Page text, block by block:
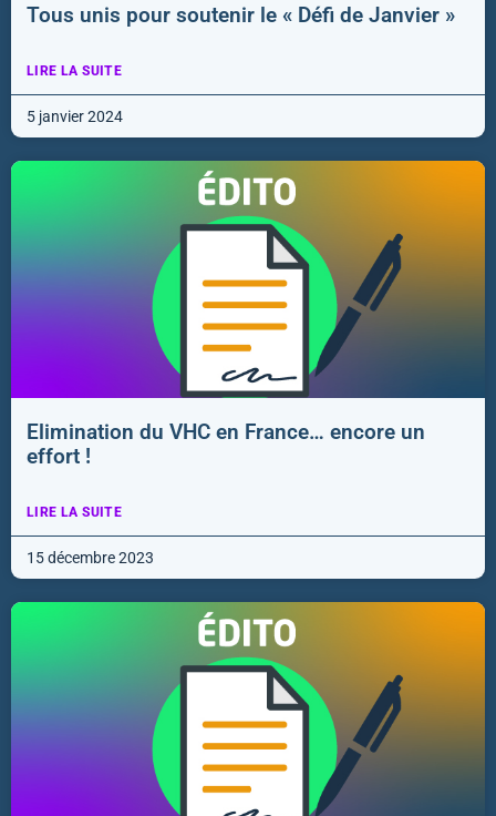
Tous unis pour soutenir le « Défi de Janvier »
LIRE LA SUITE
5 janvier 2024
Elimination du VHC en France… encore un
effort !
LIRE LA SUITE
15 décembre 2023